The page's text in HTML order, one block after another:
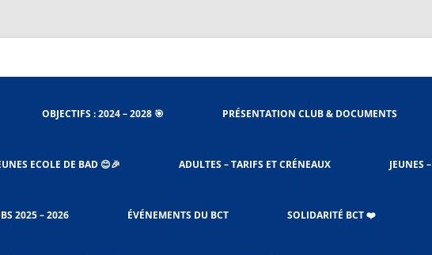
Club Tignieu
OBJECTIFS : 2024 – 2028 🎯 PRÉSENTATION CLUB & DOCUMENTS
LE RÈGLEMENT INTÉRIEUR
ECOLE DE BAD 😊🎉 ADULTES – TARIFS ET CRÉNEAUX JEUNES
2025 – 2026 ÉVÉNEMENTS DU BCT SOLIDARITÉ BCT ❤️